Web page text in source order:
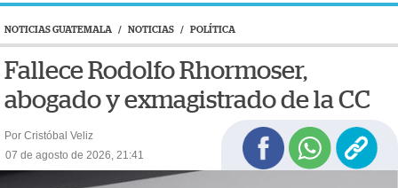
NOTICIAS GUATEMALA / NOTICIAS / POLÍTICA
Fallece Rodolfo Rhormoser,
abogado y exmagistrado de la CC
Por Cristóbal Veliz
07 de agosto de 2026, 21:41